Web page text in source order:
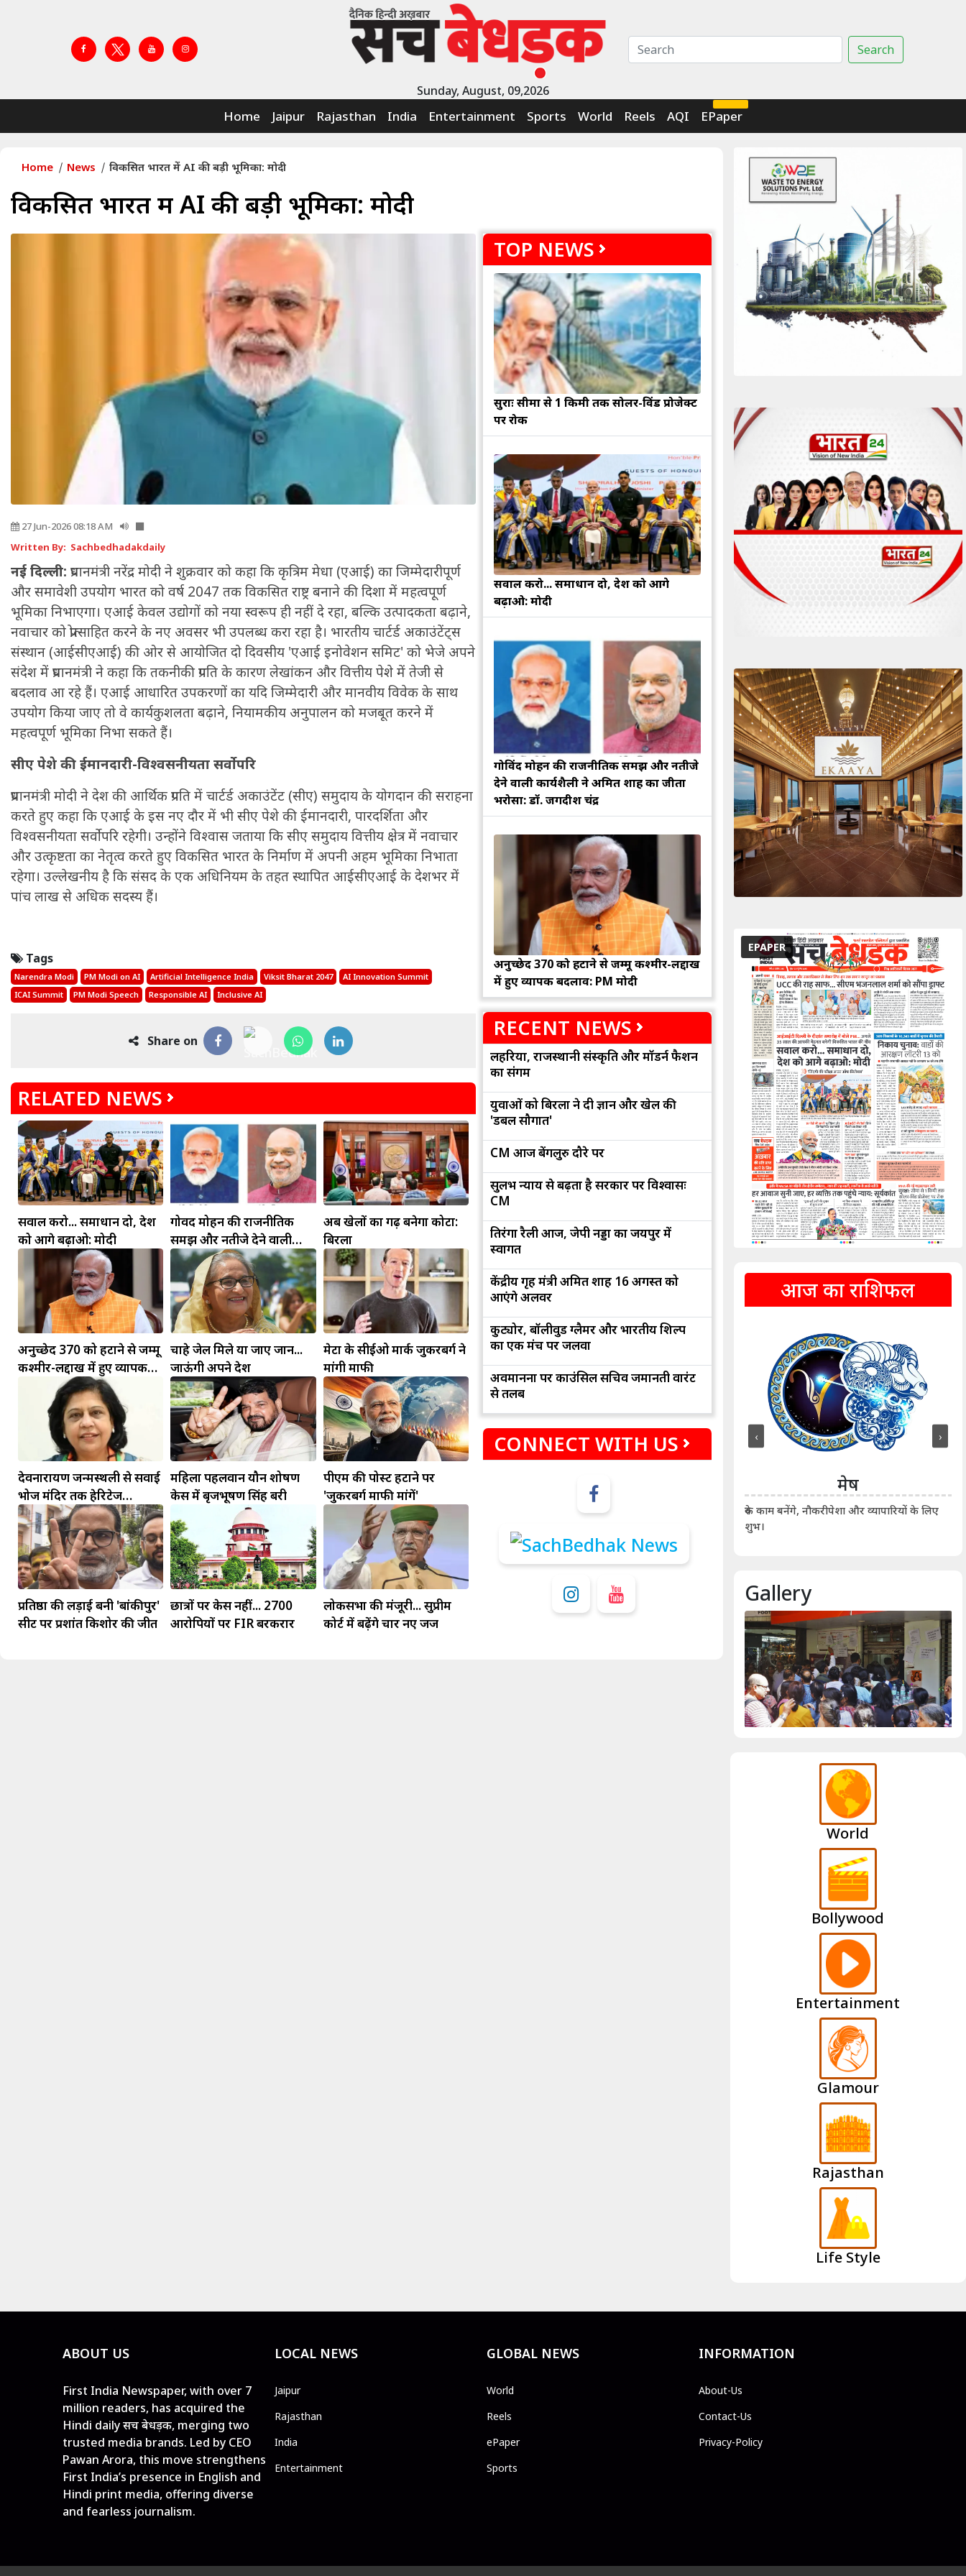
Sunday, August, 09,2026
Search
Home Jaipur Rajasthan India Entertainment Sports World Reels AQI EPaper
Home News विकसित भारत में AI की बड़ी भूमिका: मोदी
विकसित भारत में AI की बड़ी भूमिका: मोदी
27 Jun-2026 08:18 AM
Written By: Sachbedhadakdaily
नई दिल्ली: प्रधानमंत्री नरेंद्र मोदी ने शुक्रवार को कहा कि कृत्रिम मेधा (एआई) का जिम्मेदारीपूर्ण
और समावेशी उपयोग भारत को वर्ष 2047 तक विकसित राष्ट्र बनाने की दिशा में महत्वपूर्ण
भूमिका निभाएगा। एआई केवल उद्योगों को नया स्वरूप ही नहीं दे रहा, बल्कि उत्पादकता बढ़ाने,
नवाचार को प्रोत्साहित करने के नए अवसर भी उपलब्ध करा रहा है। भारतीय चार्टर्ड अकाउंटेंट्स
संस्थान (आईसीएआई) की ओर से आयोजित दो दिवसीय 'एआई इनोवेशन समिट' को भेजे अपने
संदेश में प्रधानमंत्री ने कहा कि तकनीकी प्रगति के कारण लेखांकन और वित्तीय पेशे में तेजी से
बदलाव आ रहे हैं। एआई आधारित उपकरणों का यदि जिम्मेदारी और मानवीय विवेक के साथ
उपयोग किया जाए तो वे कार्यकुशलता बढ़ाने, नियामकीय अनुपालन को मजबूत करने में
महत्वपूर्ण भूमिका निभा सकते हैं।
सीए पेशे की ईमानदारी-विश्वसनीयता सर्वोपरि
प्रधानमंत्री मोदी ने देश की आर्थिक प्रगति में चार्टर्ड अकाउंटेंट (सीए) समुदाय के योगदान की सराहना
करते हुए कहा कि एआई के इस नए दौर में भी सीए पेशे की ईमानदारी, पारदर्शिता और
विश्वसनीयता सर्वोपरि रहेगी। उन्होंने विश्वास जताया कि सीए समुदाय वित्तीय क्षेत्र में नवाचार
और उत्कृष्टता का नेतृत्व करते हुए विकसित भारत के निर्माण में अपनी अहम भूमिका निभाता
रहेगा। उल्लेखनीय है कि संसद के एक अधिनियम के तहत स्थापित आईसीएआई के देशभर में
पांच लाख से अधिक सदस्य हैं।
Tags
Narendra Modi PM Modi on AI Artificial Intelligence India Viksit Bharat 2047
AI Innovation Summit
ICAI Summit
PM Modi Speech Responsible AI Inclusive AI
Share on
RELATED NEWS
सवाल करो... समाधान दो, देश
को आगे बढ़ाओ: मोदी
गोविंद मोहन की राजनीतिक
समझ और नतीजे देने वाली
कार्यशैली ने अमित शाह का
जीता भरोसा: डॉ. जगदीश चंद्र
अब खेलों का गढ़ बनेगा कोटा:
बिरला
अनुच्छेद 370 को हटाने से जम्मू
कश्मीर-लद्दाख में हुए व्यापक
बदलाव: PM मोदी
चाहे जेल मिले या जाए जान...
जाऊंगी अपने देश
मेटा के सीईओ मार्क जुकरबर्ग ने
मांगी माफी
देवनारायण जन्मस्थली से सवाई
भोज मंदिर तक हेरिटेज
कॉरिडोर बनाने की मांग
महिला पहलवान यौन शोषण
केस में बृजभूषण सिंह बरी
पीएम की पोस्ट हटाने पर
'जुकरबर्ग माफी मांगें'
प्रतिष्ठा की लड़ाई बनी 'बांकीपुर'
सीट पर प्रशांत किशोर की जीत
छात्रों पर केस नहीं... 2700
आरोपियों पर FIR बरकरार
लोकसभा की मंजूरी... सुप्रीम
कोर्ट में बढ़ेंगे चार नए जज
TOP NEWS
सुरक्षाः सीमा से 1 किमी तक सोलर-विंड प्रोजेक्ट
पर रोक
सवाल करो... समाधान दो, देश को आगे
बढ़ाओ: मोदी
गोविंद मोहन की राजनीतिक समझ और नतीजे
देने वाली कार्यशैली ने अमित शाह का जीता
भरोसा: डॉ. जगदीश चंद्र
अनुच्छेद 370 को हटाने से जम्मू कश्मीर-लद्दाख
में हुए व्यापक बदलाव: PM मोदी
RECENT NEWS
लहरिया, राजस्थानी संस्कृति और मॉडर्न फैशन
का संगम
युवाओं को बिरला ने दी ज्ञान और खेल की
'डबल सौगात'
CM आज बेंगलुरु दौरे पर
सुलभ न्याय से बढ़ता है सरकार पर विश्वासः
CM
तिरंगा रैली आज, जेपी नड्डा का जयपुर में
स्वागत
केंद्रीय गृह मंत्री अमित शाह 16 अगस्त को
आएंगे अलवर
कुट्योर, बॉलीवुड ग्लैमर और भारतीय शिल्प
का एक मंच पर जलवा
अवमानना पर काउंसिल सचिव जमानती वारंट
से तलब
CONNECT WITH US
EPAPER
आज का राशिफल
धनु
बड़ी डील हाथ लग सकती
मकर
सुखद पलों की प्राप्ति होगी। फिजूल के खर्चे बढ़ेंगे,
सुख सुविधाओं में इजाफा होगा।
कुंभ
धनलाभ के अवसरों में वृद्धि के साथ अपनी योजनाओं
पर काम करते रहे।
मीन
संभलकर रहे, जल्दबाजी नहीं दिखाए। कानूनी वाद-
विवादों से बचे।
मेष
रुके काम बनेंगे, नौकरीपेशा और व्यापारियों के लिए
शुभ।
‹ ›
Gallery
World
Bollywood
Entertainment
Glamour
Rajasthan
Life Style
ABOUT US
First India Newspaper, with over 7
million readers, has acquired the
Hindi daily सच बेधड़क, merging two
trusted media brands. Led by CEO
Pawan Arora, this move strengthens
First India’s presence in English and
Hindi print media, offering diverse
and fearless journalism.
LOCAL NEWS
Jaipur
Rajasthan
India
Entertainment
GLOBAL NEWS
World
Reels
ePaper
Sports
INFORMATION
About-Us
Contact-Us
Privacy-Policy